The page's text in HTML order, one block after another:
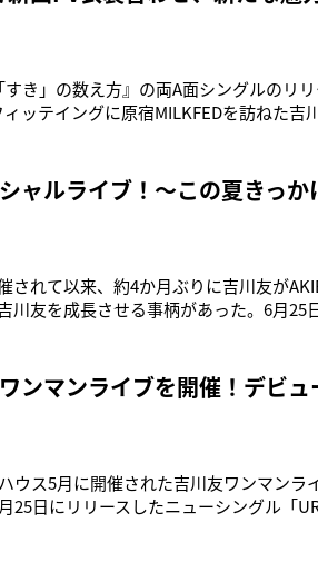
き」の数え方』の両A面シングルのリ
ッテイングに原宿MILKFEDを訪ねた吉
着たことないんです！なんかすっごい可
ャルライブ！～この夏きっ
されて以来、約4か月ぶりに吉川友が
川友を成長させる事柄があった。6月25
ンマンライブを開催！デビ
ウス5月に開催された吉川友ワンマンラ
25日にリリースしたニューシングル「